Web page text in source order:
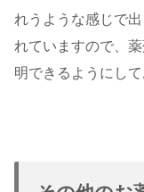
れうような感じで
れていますので、
明できるようにして